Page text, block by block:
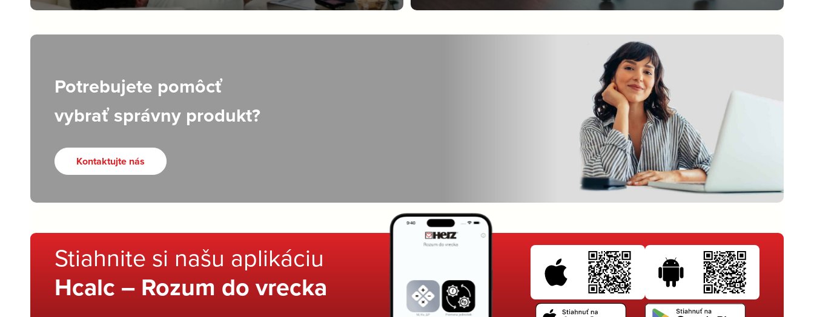
Potrebujete pomôcť
vybrať správny produkt?
Kontaktujte nás
Stiahnite si našu aplikáciu
Hcalc – Rozum do vrecka